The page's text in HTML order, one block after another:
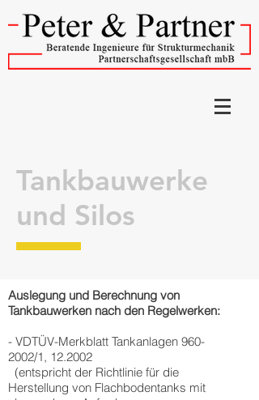
Tankbauwerke
und Silos
Auslegung und Berechnung von
Tankbauwerken nach den Regelwerken:
- VDTÜV-Merkblatt Tankanlagen 960-
2002/1, 12.2002
(entspricht der Richtlinie für die
Herstellung von Flachbodentanks mit